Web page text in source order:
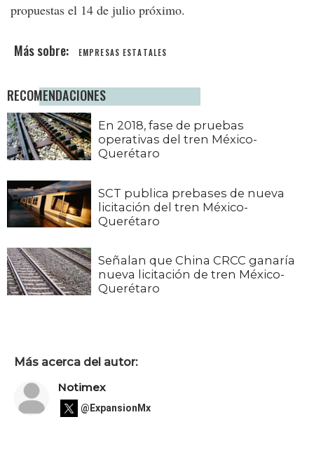
propuestas el 14 de julio próximo.
EMPRESAS ESTATALES
RECOMENDACIONES
En 2018, fase de pruebas
operativas del tren México-
Querétaro
SCT publica prebases de nueva
licitación del tren México-
Querétaro
Señalan que China CRCC ganaría
nueva licitación de tren México-
Querétaro
Más acerca del autor:
Notimex
@ExpansionMx